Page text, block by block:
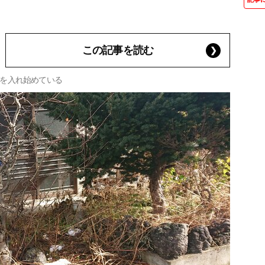
この記事を読む
入れ始めている